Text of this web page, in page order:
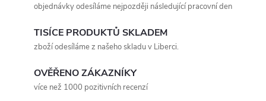
objednávky odesíláme nejpozději následující pracovní den
TISÍCE PRODUKTŮ SKLADEM
zboží odesíláme z našeho skladu v Liberci.
OVĚŘENO ZÁKAZNÍKY
více než 1000 pozitivních recenzí